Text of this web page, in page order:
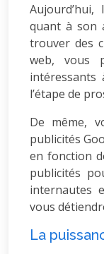
quant à son
trouver des
web, vous
l’étape de
De même,
publicités
en fonction
publicités
internautes
vous
La